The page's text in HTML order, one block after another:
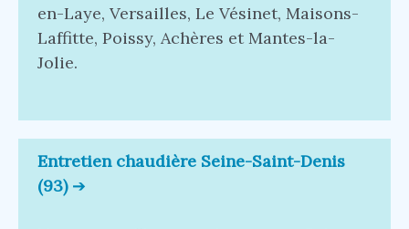
en-Laye, Versailles, Le Vésinet, Maisons-
Laffitte, Poissy, Achères et Mantes-la-
Jolie.
Entretien chaudière Seine-Saint-Denis
(93)➔